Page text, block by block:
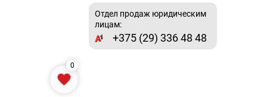
Отдел продаж юридическим
лицам:
+375 (29) 336 48 48
0